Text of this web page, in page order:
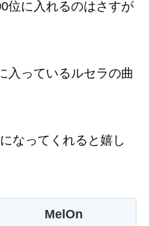
位に入れるのはさすが
入っているルセラの曲
なってくれると嬉し
MelOn